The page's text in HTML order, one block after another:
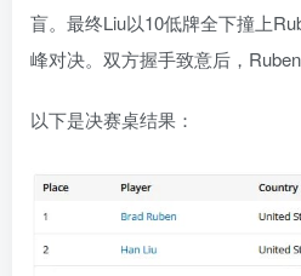
盲。最终Liu以10低牌全下撞上
峰对决。双方握手致意后，
以下是决赛桌结果：